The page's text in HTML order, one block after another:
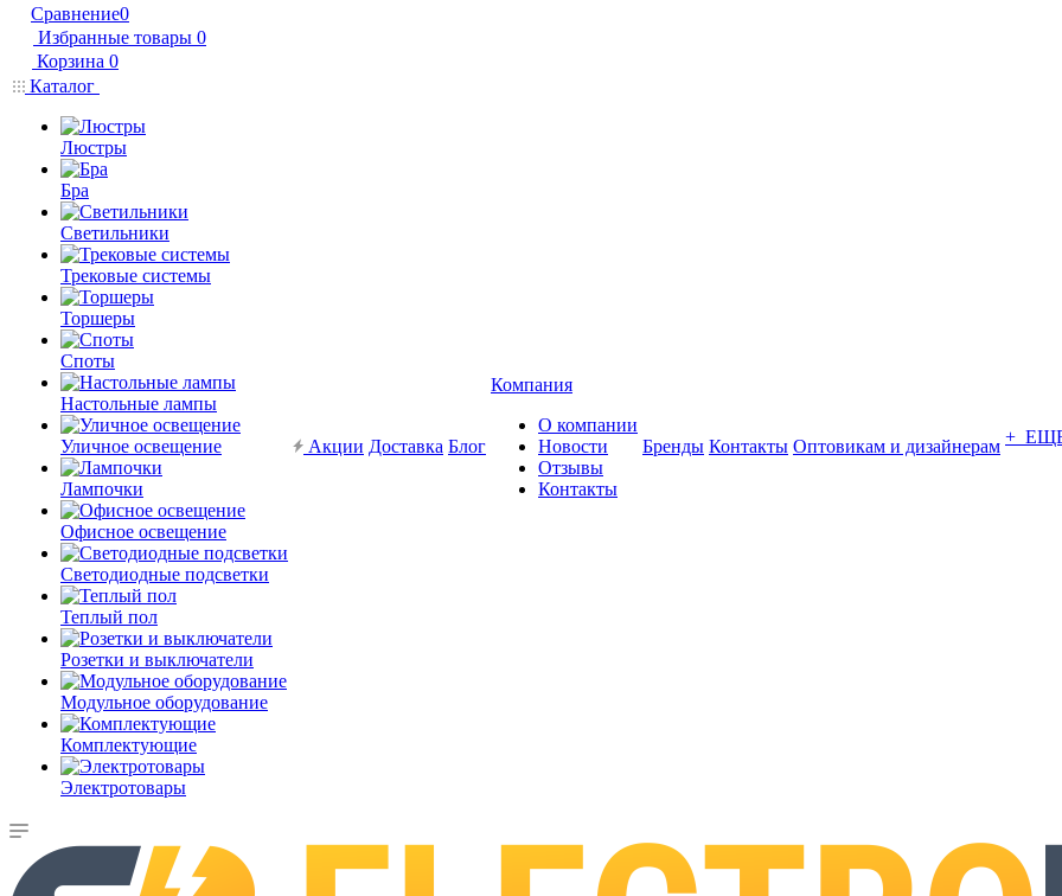
Сравнение0
Избранные товары 0
Корзина 0
Каталог
Люстры
Бра
Светильники
Трековые системы
Торшеры
Споты
Настольные лампы
Уличное освещение
Лампочки
Офисное освещение
Светодиодные подсветки
Теплый пол
Розетки и выключатели
Модульное оборудование
Комплектующие
Электротовары
Акции Доставка Блог
Компания
О компании
Новости
Отзывы
Контакты
Бренды Контакты Оптовикам и дизайнерам +